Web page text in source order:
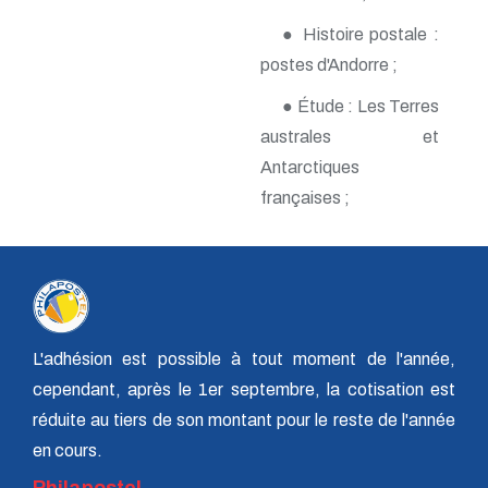
n° 124 - Juillet 2005
n° 123 - Avril 2005
n° 122 - Janvier 2005
n° 121 - Octobre 2004
n° 120 - Juillet 2004
● Histoire postale :
postes d'Andorre ;
● Étude : Les Terres
australes et
Antarctiques
françaises ;
L'adhésion est possible à tout moment de l'année,
cependant, après le 1er septembre, la cotisation est
réduite au tiers de son montant pour le reste de l'année
en cours.